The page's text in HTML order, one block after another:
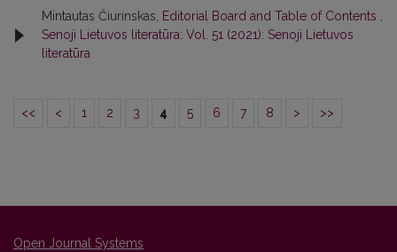
Mintautas Čiurinskas, Editorial Board and Table of Contents ,
Senoji Lietuvos literatūra: Vol. 51 (2021): Senoji Lietuvos
literatūra
<< < 1 2 3 4 5 6 7 8 > >>
Open Journal Systems